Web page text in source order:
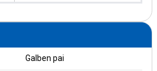
Galben pai